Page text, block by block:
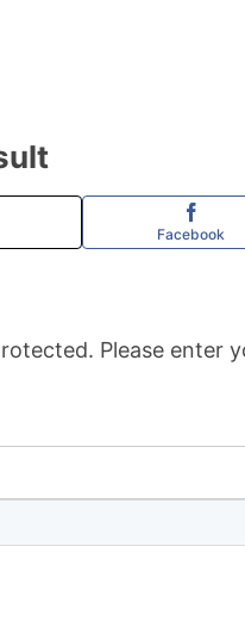
Facebook
Please enter